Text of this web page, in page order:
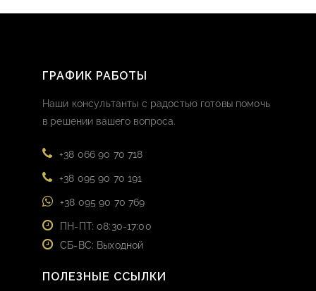
ГРАФИК РАБОТЫ
Наши консультанты с радостью готовы помочь
в решении вашего вопроса.
+38 066 90 70 718
+38 095 90 70 191
+38 095 90 70 769
ПН-ПТ: 08:30-17:00
СБ-ВС: Выходной
ПОЛЕЗНЫЕ ССЫЛКИ